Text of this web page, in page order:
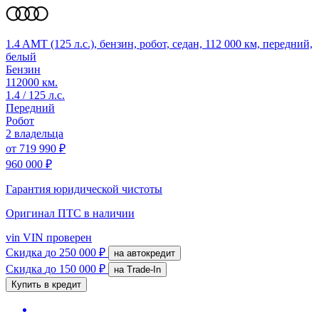
1.4 AMT (125 л.с.), бензин, робот, седан, 112 000 км, передний,
белый
Бензин
112000 км.
1.4 / 125 л.с.
Передний
Робот
2 владельца
от 719 990 ₽
960 000 ₽
Гарантия юридической чистоты
Оригинал ПТС в наличии
vin VIN проверен
Скидка до 250 000 ₽ на автокредит
Скидка до 150 000 ₽
на Trade-In
Купить в кредит